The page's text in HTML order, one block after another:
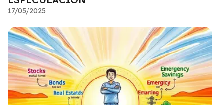
17/05/2025